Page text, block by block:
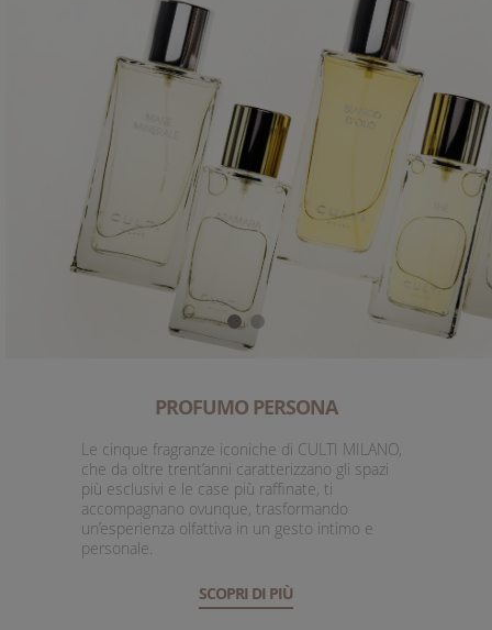
PROFUMO PERSONA
Le cinque fragranze iconiche di CULTI MILANO,
che da oltre trent’anni caratterizzano gli spazi
più esclusivi e le case più raffinate, ti
accompagnano ovunque, trasformando
un’esperienza olfattiva in un gesto intimo e
personale.
SCOPRI DI PIÙ